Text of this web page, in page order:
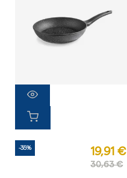
-35% 19,91 €
30,63 €